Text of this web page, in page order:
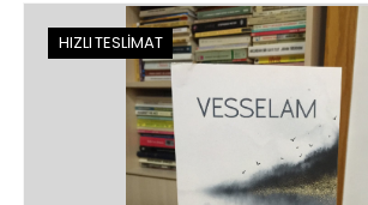
HIZLI TESLİMAT